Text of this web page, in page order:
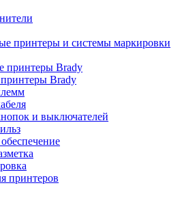
принтеры и системы маркировки
принтеры Brady
Brady
и выключателей
принтеров